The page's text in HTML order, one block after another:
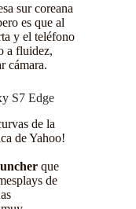
sur coreana
es que al
y el teléfono
a fluidez,
cámara.
S7 Edge
de la
de Yahoo!
que
de